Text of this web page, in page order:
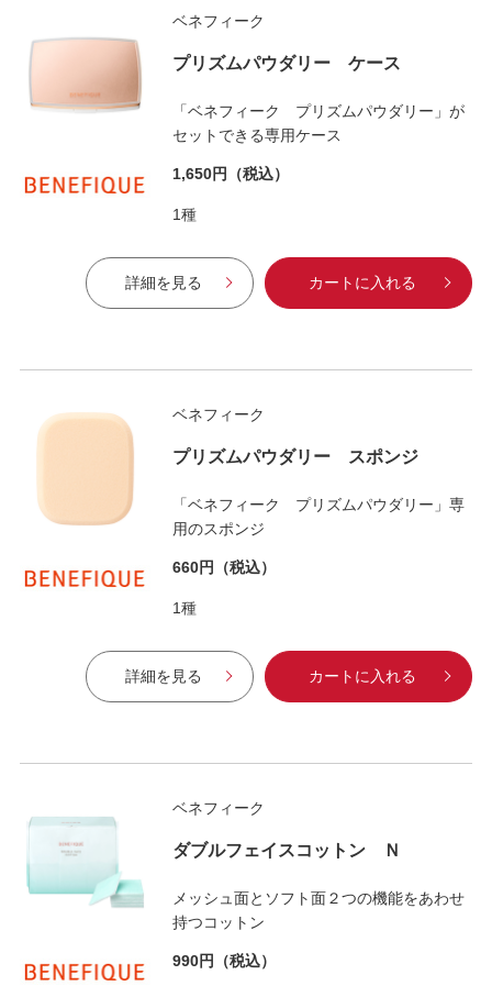
ベネフィーク
プリズムパウダリー ケース
「ベネフィーク プリズムパウダリー」が
セットできる専用ケース
1,650円 （税込）
1種
詳細を見る カートに入れる
ベネフィーク
プリズムパウダリー スポンジ
「ベネフィーク プリズムパウダリー」専
用のスポンジ
660円 （税込）
1種
詳細を見る カートに入れる
ベネフィーク
ダブルフェイスコットン Ｎ
メッシュ面とソフト面２つの機能をあわせ
持つコットン
990円 （税込）